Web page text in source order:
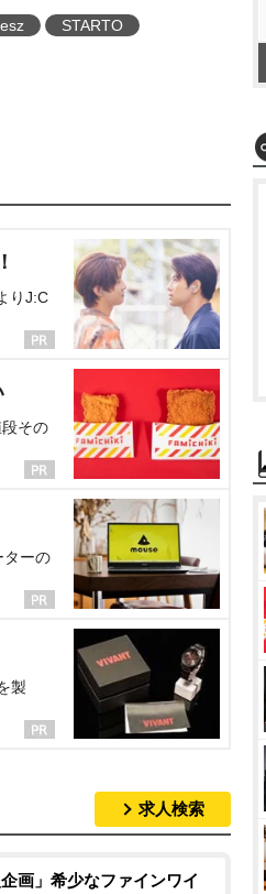
STARTO
りJ:C
その
ターの
製
求人検索
企画」希少なファインワイ